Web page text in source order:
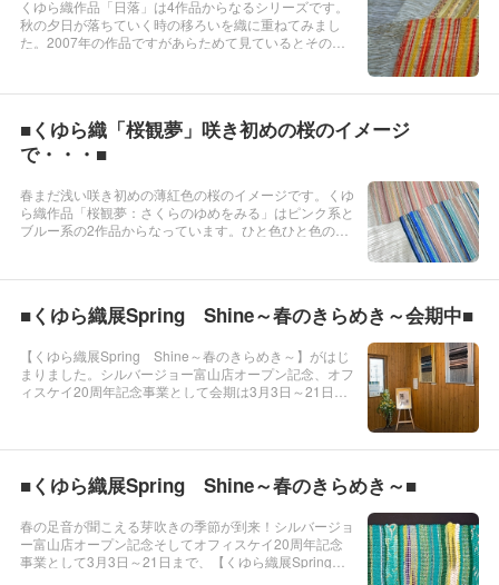
くゆら織作品「日落」は4作品からなるシリーズです。
秋の夕日が落ちていく時の移ろいを織に重ねてみまし
た。2007年の作品ですがあらためて見ているとそのと
■くゆら織「桜観夢」咲き初めの桜のイメージ
で・・・■
春まだ浅い咲き初めの薄紅色の桜のイメージです。くゆ
ら織作品「桜観夢：さくらのゆめをみる」はピンク系と
ブルー系の2作品からなっています。ひと色ひと色の織
いてはうっすらとベー...
■くゆら織展Spring Shine～春のきらめき～会期中■
【くゆら織展Spring Shine～春のきらめき～】がはじ
まりました。シルバージョー富山店オープン記念、オフ
ィスケイ20周年記念事業として会期は3月3日～21日ま
■くゆら織展Spring Shine～春のきらめき～■
春の足音が聞こえる芽吹きの季節が到来！シルバージョ
ー富山店オープン記念そしてオフィスケイ20周年記念
事業として3月3日～21日まで、【くゆら織展Spring S